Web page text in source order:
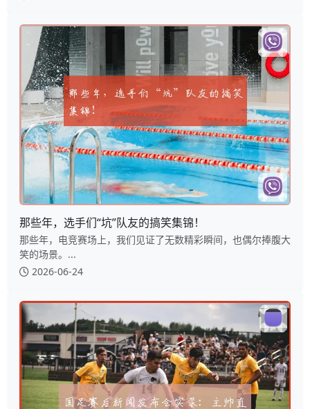
那些年，选手们“坑”队友的搞笑集锦！
那些年，电竞赛场上，我们见证了无数精彩瞬间，也偶尔捧腹大
笑的场景。...
2026-06-24